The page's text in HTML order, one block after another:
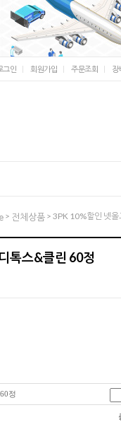
그인 회원가입 주문조회 장
> 전체상품 > 3PK 10%할인 넷
톡스&클린 60정
정